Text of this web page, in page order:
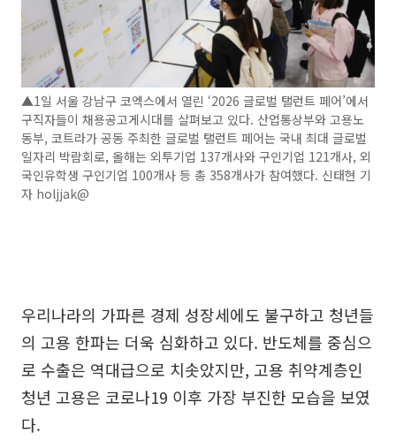
▲1일 서울 강남구 코엑스에서 열린 ‘2026 글로벌 탤런트 페어’에서
구직자들이 채용공고게시대를 살펴보고 있다. 산업통상부와 고용노
동부, 코트라가 공동 주최한 글로벌 탤런트 페어는 국내 최대 글로벌
일자리 박람회로, 올해는 외투기업 137개사와 구인기업 121개사, 외
국인유학생 구인기업 100개사 등 총 358개사가 참여했다. 신태현 기
자 holjjak@
우리나라의 가파른 경제 성장세에도 불구하고 청년들
의 고용 한파는 더욱 심화하고 있다. 반도체를 중심으
로 수출은 역대급으로 치솟았지만, 고용 취약계층인
청년 고용은 코로나19 이후 가장 부진한 모습을 보였
다.